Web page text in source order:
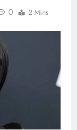
0 2 Mins